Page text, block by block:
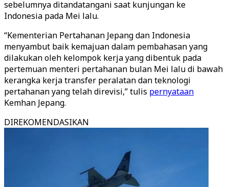
sebelumnya ditandatangani saat kunjungan ke
Indonesia pada Mei lalu.
“Kementerian Pertahanan Jepang dan Indonesia
menyambut baik kemajuan dalam pembahasan yang
dilakukan oleh kelompok kerja yang dibentuk pada
pertemuan menteri pertahanan bulan Mei lalu di bawah
kerangka kerja transfer peralatan dan teknologi
pertahanan yang telah direvisi,” tulis pernyataan
Kemhan Jepang.
DIREKOMENDASIKAN